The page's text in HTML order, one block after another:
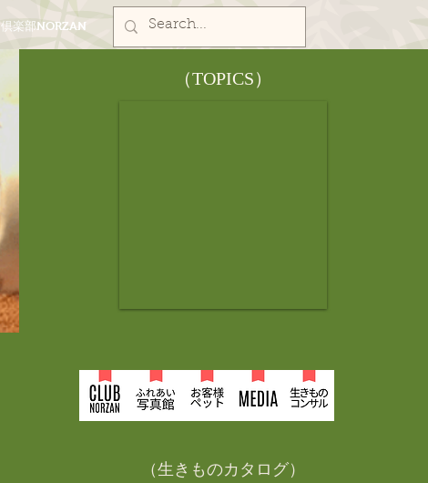
倶楽部NORZAN
​（TOPICS）
（生きものカタログ）